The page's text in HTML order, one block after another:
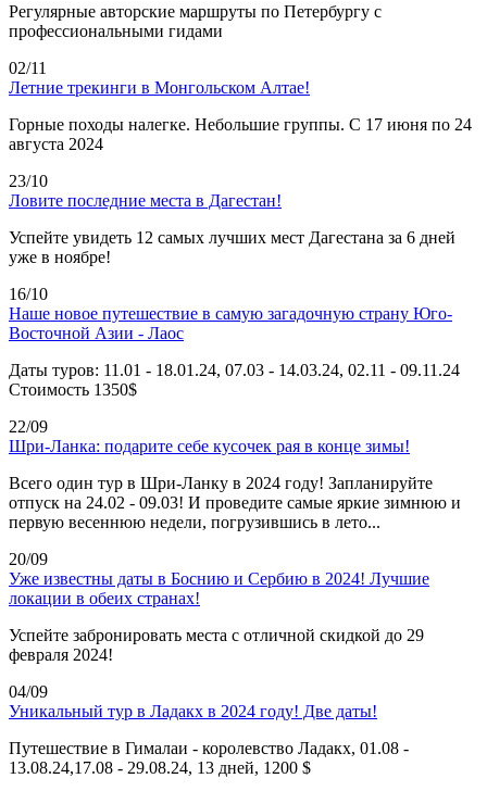
Регулярные авторские маршруты по Петербургу с
профессиональными гидами
02/11
Летние трекинги в Монгольском Алтае!
Горные походы налегке. Небольшие группы. С 17 июня по 24
августа 2024
23/10
Ловите последние места в Дагестан!
Успейте увидеть 12 самых лучших мест Дагестана за 6 дней
уже в ноябре!
16/10
Наше новое путешествие в самую загадочную страну Юго-
Восточной Азии - Лаос
Даты туров: 11.01 - 18.01.24, 07.03 - 14.03.24, 02.11 - 09.11.24
Стоимость 1350$
22/09
Шри-Ланка: подарите себе кусочек рая в конце зимы!
Всего один тур в Шри-Ланку в 2024 году! Запланируйте
отпуск на 24.02 - 09.03! И проведите самые яркие зимнюю и
первую весеннюю недели, погрузившись в лето...
20/09
Уже известны даты в Боснию и Сербию в 2024! Лучшие
локации в обеих странах!
Успейте забронировать места с отличной скидкой до 29
февраля 2024!
04/09
Уникальный тур в Ладакх в 2024 году! Две даты!
Путешествие в Гималаи - королевство Ладакх, 01.08 -
13.08.24,17.08 - 29.08.24, 13 дней, 1200 $